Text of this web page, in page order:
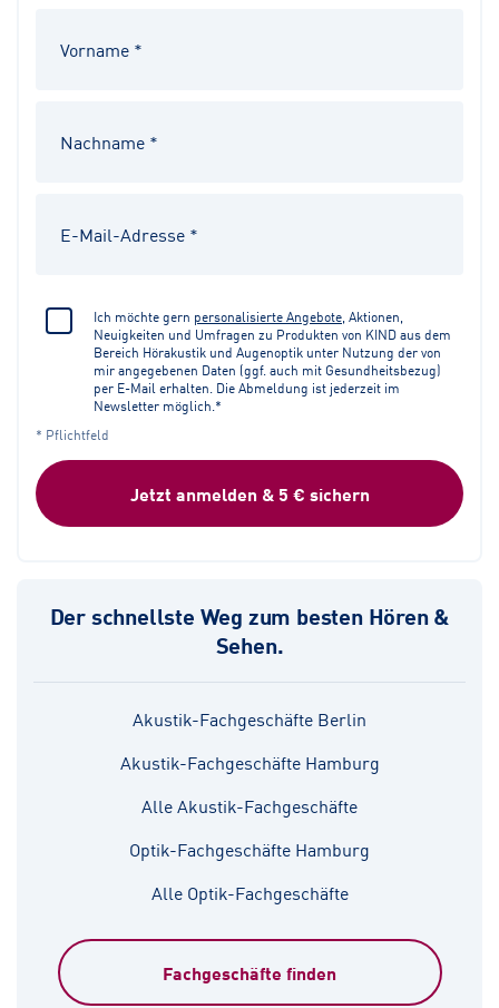
Ich möchte gern personalisierte Angebote , Aktionen,
Neuigkeiten und Umfragen zu Produkten von KIND aus dem
Bereich Hörakustik und Augenoptik unter Nutzung der von
mir angegebenen Daten (ggf. auch mit Gesundheitsbezug)
per E-Mail erhalten. Die Abmeldung ist jederzeit im
Newsletter möglich.*
* Pflichtfeld
Jetzt anmelden & 5 € sichern
Der schnellste Weg zum besten Hören &
Sehen.
Akustik-Fachgeschäfte Berlin
Akustik-Fachgeschäfte Hamburg
Alle Akustik-Fachgeschäfte
Optik-Fachgeschäfte Hamburg
Alle Optik-Fachgeschäfte
Fachgeschäfte finden